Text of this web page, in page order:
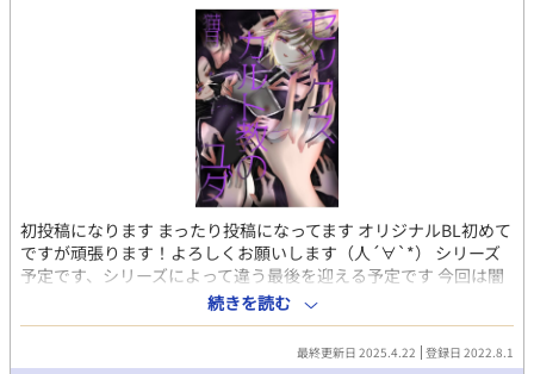
あと自分が猛烈に背景作画が苦手な人なので、モヤッとしてると
ころはなんとかイメージで補ってもらえると助かります…。 今見
ると色々な意味でつたないところも多い作品ですが、作者として
はとても頑張って描いていた記憶はあるので、今回も目を止めて
下さった方にはお楽しみいただけるとありがたいです。
初投稿になります まったり投稿になってます オリジナルBL初めて
ですが頑張ります！よろしくお願いします（人´∀`*） シリーズ
予定です、シリーズによって違う最後を迎える予定です 今回は闇
堕ち、メリーバッドエンドを予定してるので注意です、人によっ
てはバットエンドに見えるかもです(´；ω；`) この物語はフィク
ションです、実際の団体や住居は関係ありません、妄想と現実の
区別のつかない方の視聴はできません
続きを読む
最終更新日 2025.4.22 登録日 2022.8.1